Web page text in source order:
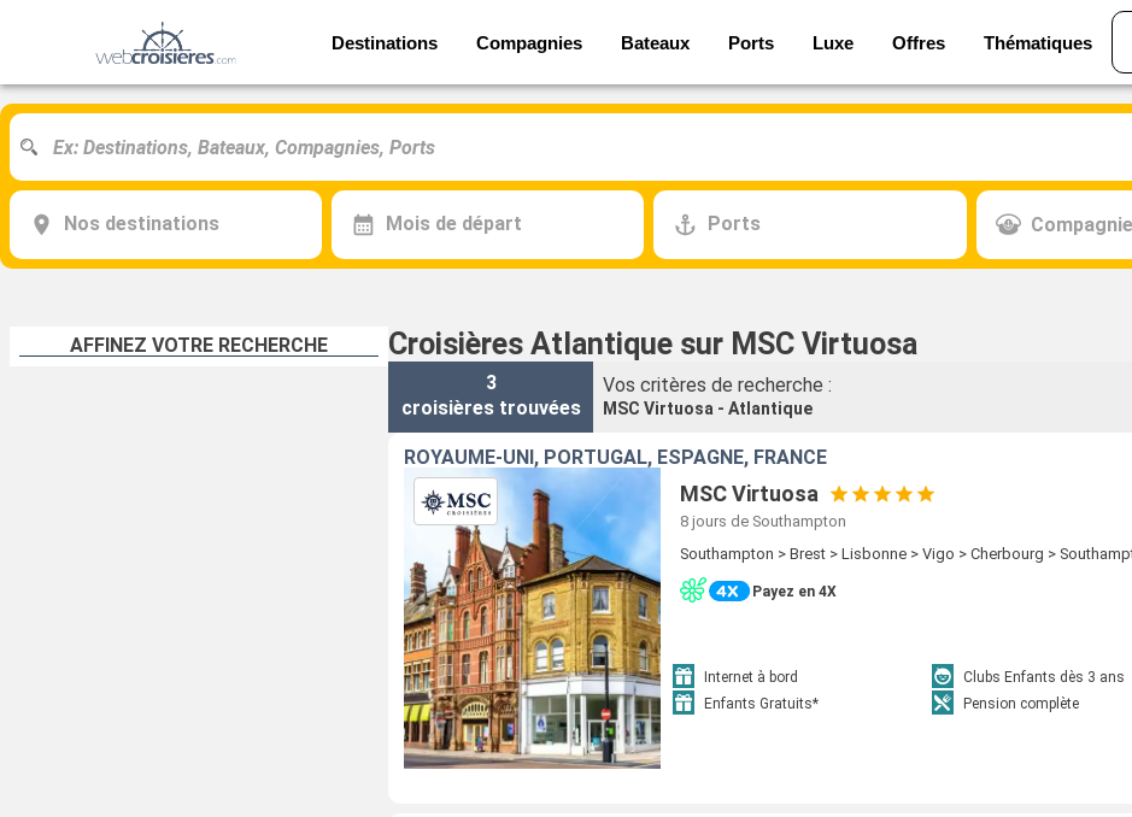
Destinations Compagnies Bateaux Ports Luxe Offres Thématiques
Nos destinations Mois de départ Ports
AFFINEZ VOTRE RECHERCHE Croisières Atlantique sur MSC Virtuosa
3
croisières trouvées
Vos critères de recherche :
MSC Virtuosa - Atlantique
ROYAUME-UNI, PORTUGAL, ESPAGNE, FRANCE
MSC Virtuosa
8 jours de Southampton
Southampton > Brest > Lisbonne > Vigo > Cherbourg >
Payez en 4X
Internet à bord
Clubs Enfants dès 3 ans
Enfants Gratuits*
Pension complète